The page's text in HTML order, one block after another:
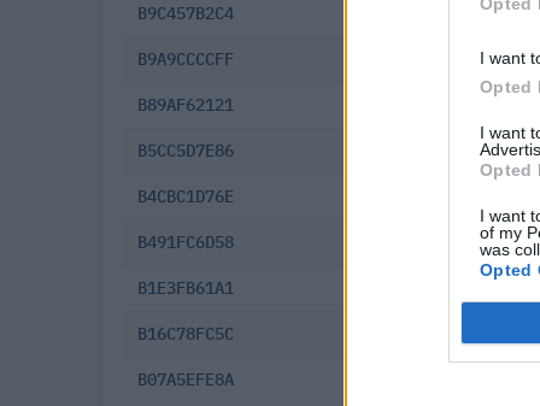
I want
Opted
I want
Opted
I want
of my
was
Opted
B9C457B2C4 2025-12-23
B9A9CCCCFF 2025-12-16
B89AF62121
B5CC5D7E86 2025-02-25
B4CBC1D76E
B491FC6D58 2024-12-02
B1E3FB61A1
B16C78FC5C
B07A5EFE8A